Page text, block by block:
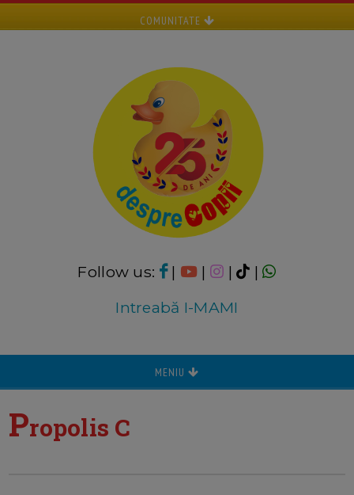
COMUNITATE
Follow us: | | |
|
Intreabă I-MAMI
MENIU
Propolis C